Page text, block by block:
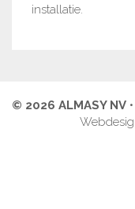
installatie.
© 2026 ALMASY NV •